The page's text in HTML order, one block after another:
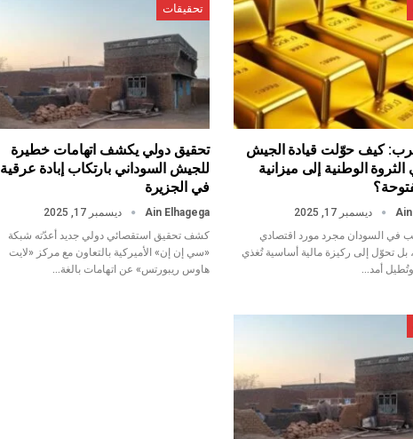
كيف حوّلت قيادة الجيش
الثروة الوطنية إلى ميزانية
Ain
ديسمبر 17, 2025
في السودان مجرد مورد اقتصادي
بل تحوّل إلى ركيزة مالية أساسية تُغذي
أمد…
تحقيقات
تحقيق دولي يكشف اتهامات خطيرة
للجيش السوداني بارتكاب إبادة عرقية
في الجزيرة
Ain Elhagega
ديسمبر 17, 2025
كشف تحقيق استقصائي دولي جديد أعدّته شبكة
«سي إن إن» الأميركية بالتعاون مع مركز «لايت
هاوس ريبورتس» عن اتهامات بالغة…